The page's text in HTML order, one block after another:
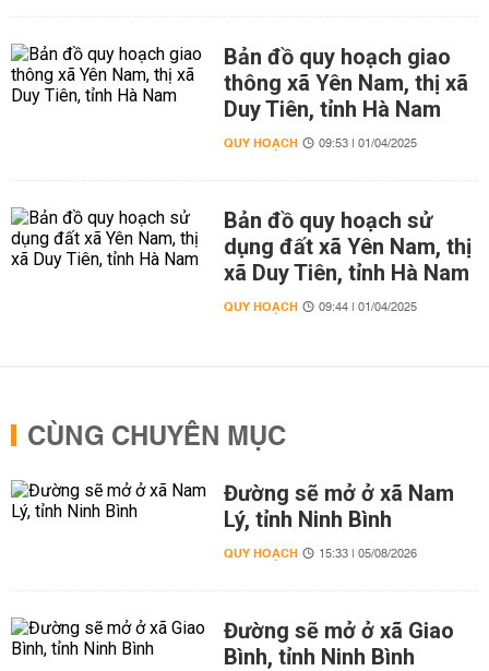
Bản đồ quy hoạch giao
thông xã Yên Nam, thị xã
Duy Tiên, tỉnh Hà Nam
QUY HOẠCH 09:53 | 01/04/2025
Bản đồ quy hoạch sử
dụng đất xã Yên Nam, thị
xã Duy Tiên, tỉnh Hà Nam
QUY HOẠCH 09:44 | 01/04/2025
CÙNG CHUYÊN MỤC
Đường sẽ mở ở xã Nam
Lý, tỉnh Ninh Bình
QUY HOẠCH 15:33 | 05/08/2026
Đường sẽ mở ở xã Giao
Bình, tỉnh Ninh Bình